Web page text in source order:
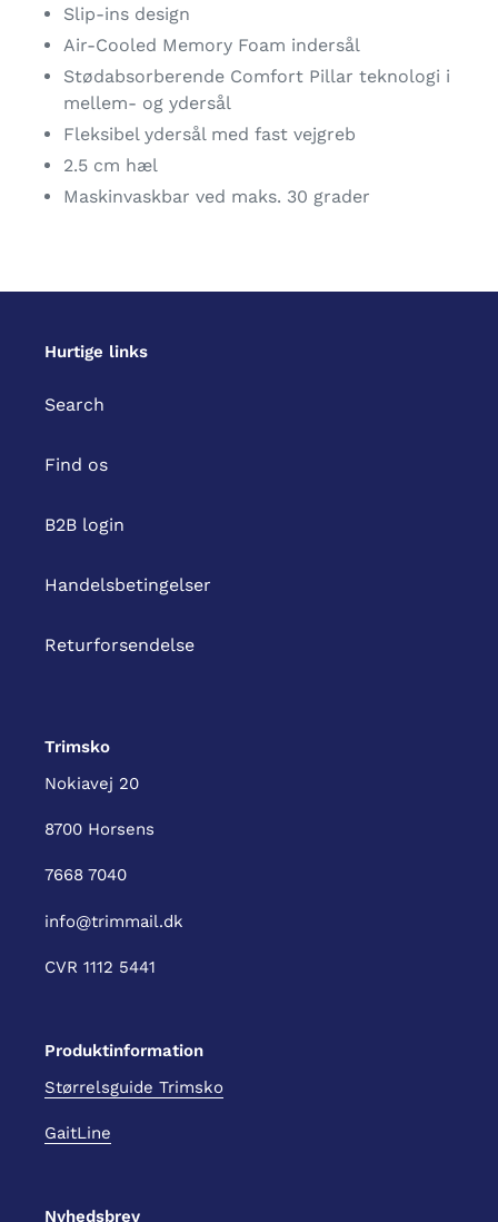
Slip-ins design
Air-Cooled Memory Foam indersål
Stødabsorberende Comfort Pillar teknologi i
mellem- og ydersål
Fleksibel ydersål med fast vejgreb
2.5 cm hæl
Maskinvaskbar ved maks. 30 grader
Hurtige links
Search
Find os
B2B login
Handelsbetingelser
Returforsendelse
Trimsko
Nokiavej 20
8700 Horsens
7668 7040
info@trimmail.dk
CVR 1112 5441
Produktinformation
Størrelsguide Trimsko
GaitLine
Nyhedsbrev